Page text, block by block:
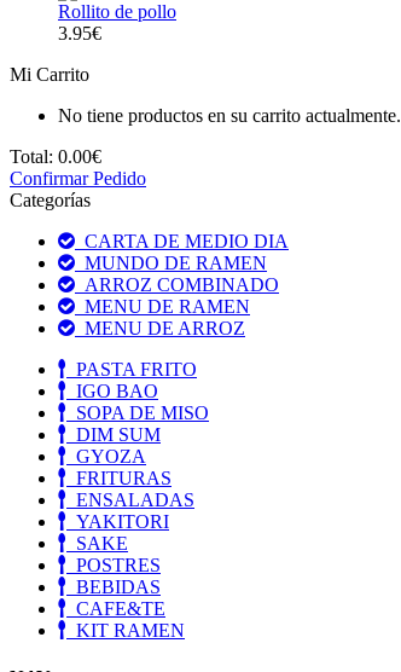
Rollito de pollo
3.95€
Mi Carrito
No tiene productos en su carrito actualmente.
Total: 0.00€
Confirmar Pedido
Categorías
CARTA DE MEDIO DIA
MUNDO DE RAMEN
ARROZ COMBINADO
MENU DE RAMEN
MENU DE ARROZ
PASTA FRITO
IGO BAO
SOPA DE MISO
DIM SUM
GYOZA
FRITURAS
ENSALADAS
YAKITORI
SAKE
POSTRES
BEBIDAS
CAFE&TE
KIT RAMEN